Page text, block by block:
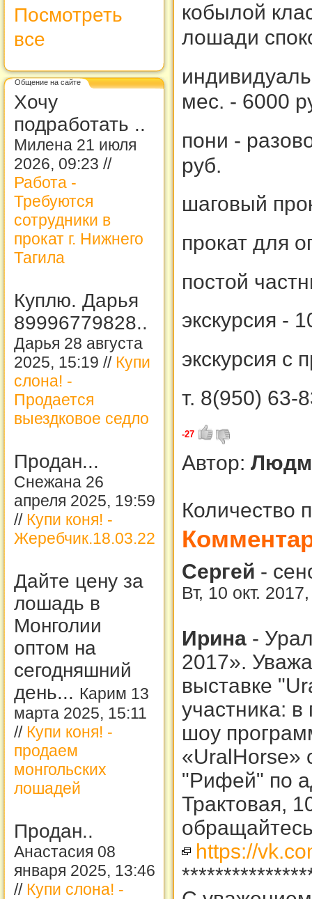
Посмотреть
все
Общение на сайте
Хочу
подработать ..
Милена 21 июля
2026, 09:23 //
Работа -
Требуются
сотрудники в
прокат г. Нижнего
Тагила
Куплю. Дарья
89996779828..
Дарья 28 августа
2025, 15:19 // Купи
слона! -
Продается
выездковое седло
Продан...
Снежана 26
апреля 2025, 19:59
// Купи коня! -
Жеребчик.18.03.22
Дайте цену за
лошадь в
Монголии
оптом на
сегодняшний
день... Карим 13
марта 2025, 15:11
// Купи коня! -
продаем
монгольских
лошадей
Продан..
Анастасия 08
января 2025, 13:46
// Купи слона! -
кобылой
лошади
мес. - 6000
пони -
руб.
шаговый
прокат для
постой
экскурсия -
экскурсия с
т. 8(950) 63-
-27
Автор:
Количество
Сергей -
Вт, 10 окт.
Ирина -
2017».
выставке
участника:
шоу
«UralHorse»
"Рифей" по
Трактовая,
https://